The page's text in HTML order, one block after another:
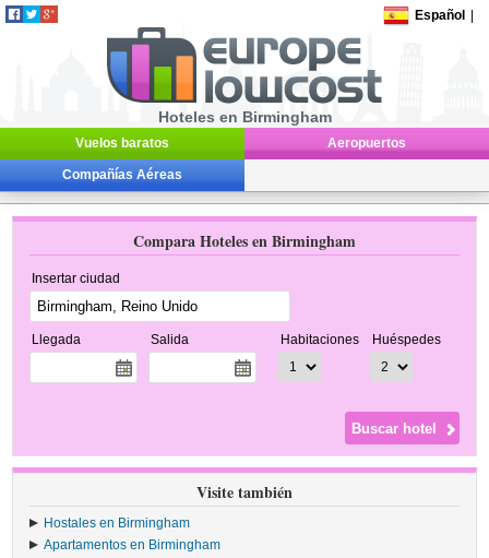
Español
Hoteles en Birmingham
Vuelos baratos Aeropuertos
Compañías Aéreas
Compara Hoteles en Birmingham
Insertar ciudad
Llegada Salida Habitaciones Huéspedes
Visite también
Hostales en Birmingham
Apartamentos en Birmingham